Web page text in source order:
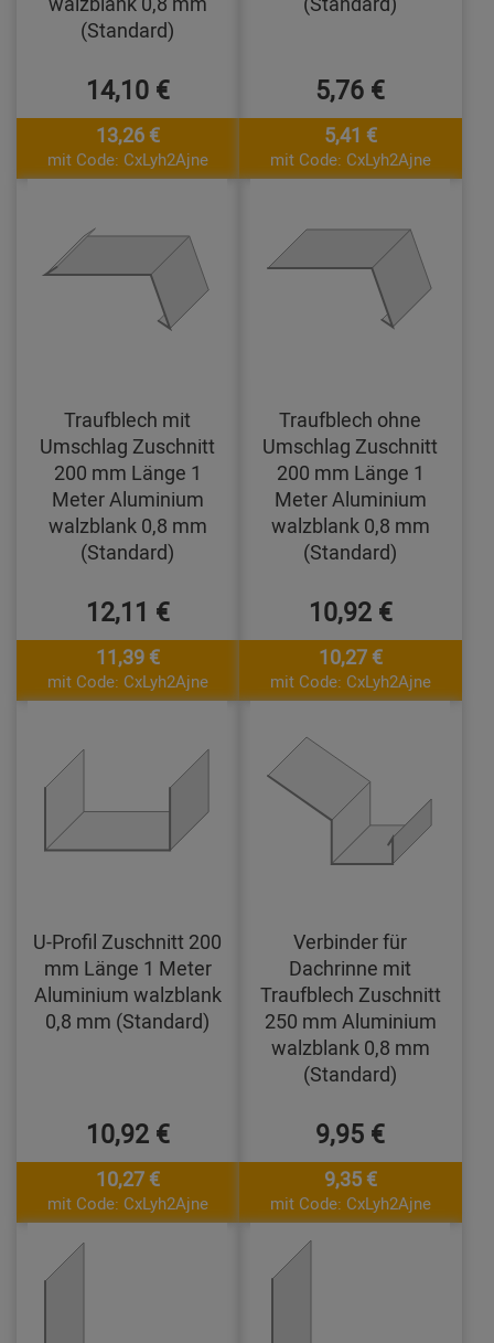
(Standard)
14,10 €
13,26 €
mit Code: CxLyh2Ajne
5,76 €
5,41 €
mit Code: CxLyh2Ajne
Traufblech mit
Umschlag Zuschnitt
200 mm Länge 1
Meter Aluminium
walzblank 0,8 mm
(Standard)
12,11 €
11,39 €
mit Code: CxLyh2Ajne
Traufblech ohne
Umschlag Zuschnitt
200 mm Länge 1
Meter Aluminium
walzblank 0,8 mm
(Standard)
10,92 €
10,27 €
mit Code: CxLyh2Ajne
U-Profil Zuschnitt 200
mm Länge 1 Meter
Aluminium walzblank
0,8 mm (Standard)
10,92 €
10,27 €
mit Code: CxLyh2Ajne
Verbinder für
Dachrinne mit
Traufblech Zuschnitt
250 mm Aluminium
walzblank 0,8 mm
(Standard)
9,95 €
9,35 €
mit Code: CxLyh2Ajne